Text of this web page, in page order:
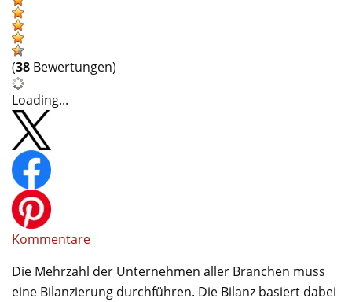
(38 Bewertungen)
Loading...
Kommentare
Die Mehrzahl der Unternehmen aller Branchen muss
eine Bilanzierung durchführen. Die Bilanz basiert dabei